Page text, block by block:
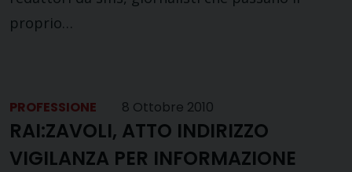
proprio…
PROFESSIONE 8 Ottobre 2010
RAI:ZAVOLI, ATTO INDIRIZZO
VIGILANZA PER INFORMAZIONE